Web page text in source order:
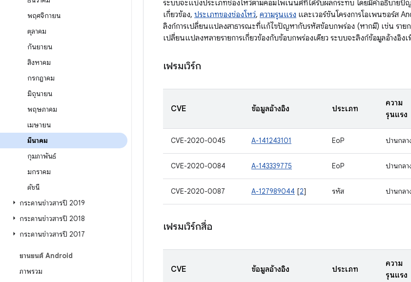
พฤศจิกายน
ตุลาคม
กันยายน
สิงหาคม
กรกฎาคม
มิถุนายน
พฤษภาคม
เมษายน
มีนาคม
กุมภาพันธ์
มกราคม
ดัชนี
กระดานข่าวสารปี 2019
กระดานข่าวสารปี 2018
กระดานข่าวสารปี 2017
ยานยนต์ Android
ภาพรวม
ระบบจะแบ่งประเภทช่องโหว่ตามคอมโพเนนต์ที่ได้รับผลกระทบ โดยมีคำอธิบายปั
เกี่ยวข้อง, ประเภทของช่องโหว่, ความรุนแรง และเวอร์ชันโครงการโอเพนซอร์ส
ลิงก์การเปลี่ยนแปลงสาธารณะที่แก้ไขปัญหากับรหัสข้อบกพร่อง (หากมี) เช่น รายก
เปลี่ยนแปลงหลายรายการเกี่ยวข้องกับข้อบกพร่องเดียว ระบบจะลิงก์ข้อมูลอ้างอิง
เฟรมเวิร์ก
CVE ข้อมูลอ้างอิง ประเภท
ความ
รุนแรง
CVE-2020-0045 A-141243101 EoP ปานกลา
CVE-2020-0084 A-143339775 EoP ปานกลา
CVE-2020-0087 A-127989044 [2] รหัส ปานกลา
เฟรมเวิร์กสื่อ
CVE ข้อมูลอ้างอิง ประเภท
ความ
รุนแรง